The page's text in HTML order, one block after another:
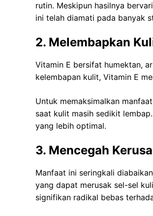
rutin. Meskipun hasilnya
ini telah diamati pada banyak
2. Melembapkan
Vitamin E bersifat humektan,
kelembapan kulit, Vitamin E
Untuk memaksimalkan
saat kulit masih sedikit
yang lebih optimal.
3. Mencegah
Manfaat ini seringkali
yang dapat merusak sel-sel
signifikan radikal bebas